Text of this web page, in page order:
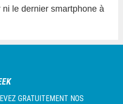
le dernier smartphone à
GRATUITEMENT NOS